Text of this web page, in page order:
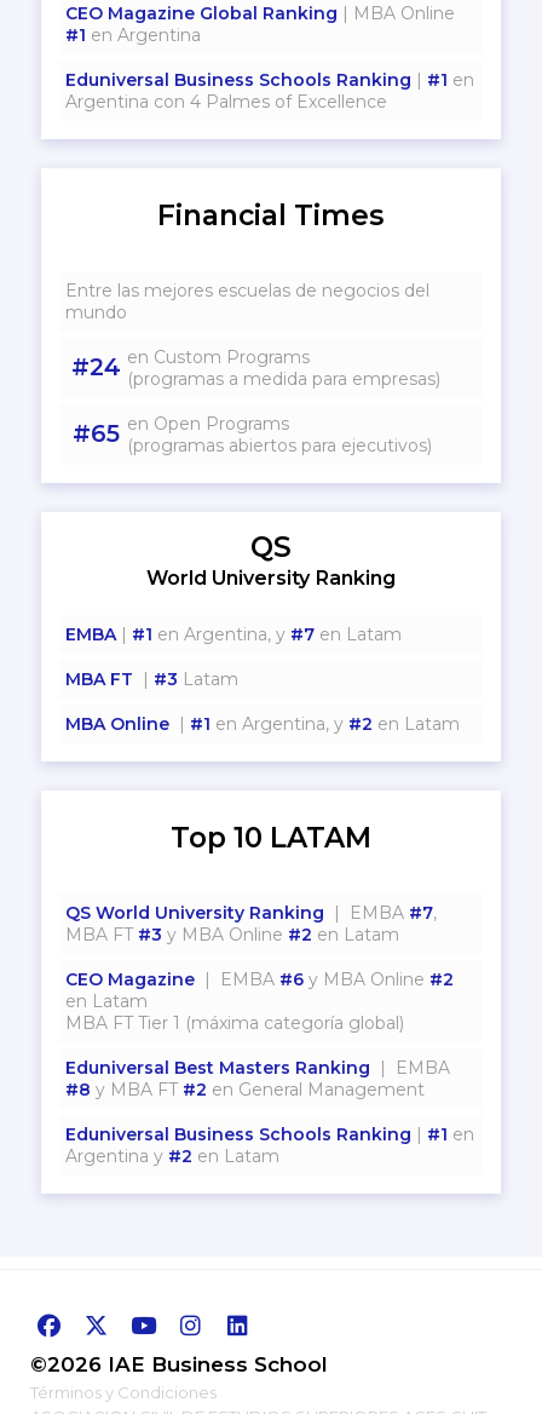
CEO Magazine Global Ranking | MBA Online
#1 en Argentina
Eduniversal Business Schools Ranking | #1 en
Argentina con 4 Palmes of Excellence
Financial Times
Entre las mejores escuelas de negocios del
mundo
#24 en Custom Programs
(programas a medida para empresas)
#65 en Open Programs
(programas abiertos para ejecutivos)
QS
World University Ranking
EMBA| #1 en Argentina, y #7en Latam
MBA FT | #3 Latam
MBA Online | #1 en Argentina, y #2 en Latam
Top 10 LATAM
QS World University Ranking | EMBA #7,
MBA FT #3 y MBA Online #2 en Latam
CEO Magazine | EMBA #6y MBA Online #2
en Latam
MBA FT Tier 1 (máxima categoría global)
Eduniversal Best Masters Ranking
| EMBA
#8 y MBA FT #2 en General Management
Eduniversal Business Schools Ranking | #1 en
Argentina y #2 en Latam
©2026 IAE Business School
Términos y Condiciones